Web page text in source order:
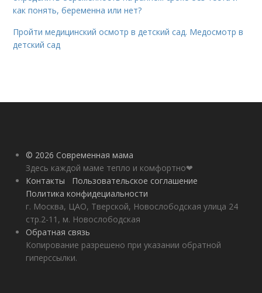
как понять, беременна или нет?
Пройти медицинский осмотр в детский сад. Медосмотр в
детский сад
© 2026 Современная мама
Здесь каждой маме тепло и комфортно❤
Контакты
Пользовательское соглашение
Политика конфидециальности
г. Москва, ЦАО, Тверской, Новослободская улица 24
стр.2-11, м. Новослободская
Обратная связь
Копирование разрешено при указании обратной
гиперссылки.